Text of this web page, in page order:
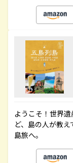
ようこそ！世界
ど、島の人が教え
島旅へ。